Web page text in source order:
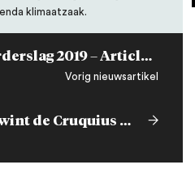
klimaatzaak.
Eurosonic Noorderslag 2019 – Article 13 Copyright Directive
Vorig nieuwsartikel
Koos van den Berg wint de Cruquius Penning 2019